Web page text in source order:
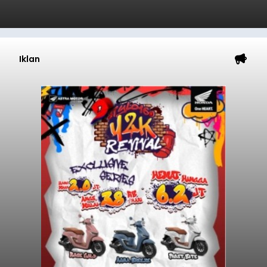
Penyisiran Nelayan Hilang di
Jembrana Masih Misterius:
Jangkau Perairan Perancak
balitribune.co.id I Negara -Tim SAR Gabungan